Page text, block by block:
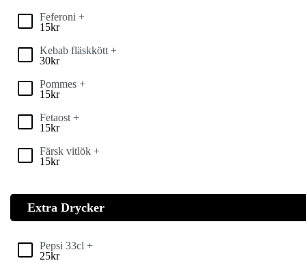
Feferoni +
15kr
Kebab fläskkött +
30kr
Pommes +
15kr
Fetaost +
15kr
Färsk vitlök +
15kr
Extra Drycker
Pepsi 33cl +
25kr